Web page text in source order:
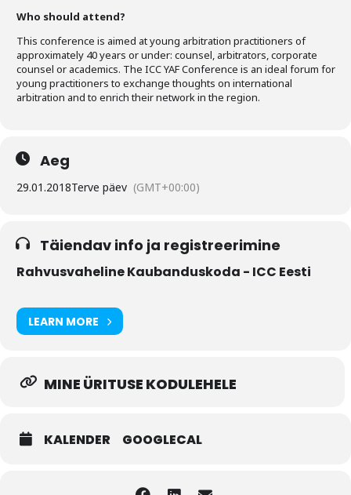
Kontakt
Liitu meililistiga
Oskusteave
Incoterms® 2020
Projektid
Who should attend?
This conference is aimed at young arbitration practitioners of
approximately 40 years or under: counsel, arbitrators, corporate
counsel or academics. The ICC YAF Conference is an ideal forum for
young practitioners to exchange thoughts on international
arbitration and to enrich their network in the region.
Aeg
29.01.2018Terve päev (GMT+00:00)
Täiendav info ja registreerimine
Rahvusvaheline Kaubanduskoda - ICC Eesti
LEARN MORE
MINE ÜRITUSE KODULEHELE
KALENDER GOOGLECAL